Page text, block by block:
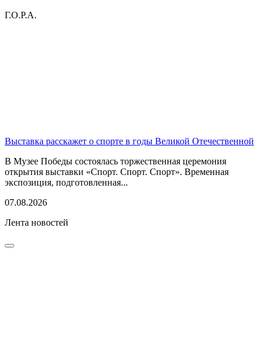
Г.О.Р.А.
Выставка расскажет о спорте в годы Великой Отечественной
В Музее Победы состоялась торжественная церемония
открытия выставки «Спорт. Спорт. Спорт». Временная
экспозиция, подготовленная...
07.08.2026
Лента новостей